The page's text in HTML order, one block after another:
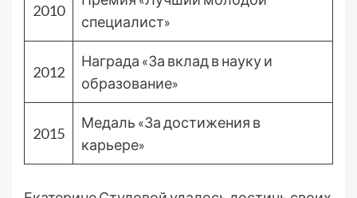
2010
специалист»
2012
Награда «За вклад в науку и
образование»
2015
Медаль «За достижения в
карьере»